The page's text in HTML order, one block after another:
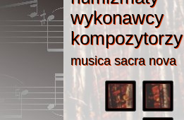
wykonawcy
wykonawcy
kompozytorzy
kompozytorzy
musica sacra nova
musica sacra nova